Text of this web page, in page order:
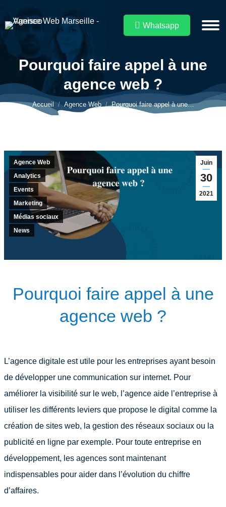
Whatsapp
Pourquoi faire appel à une
agence web ?
Vous êtes ici :
Accueil Agence Web Pourquoi faire appel à une…
Juin
30
2021
Agence Web
Analytics
Events
Marketing
Médias sociaux
News
Pourquoi faire appel à une
agence web ?
L’agence digitale est utile pour les entreprises ayant besoin
de développer une communication sur internet. Pour
améliorer la visibilité sur le web, l’agence aide l’entreprise à
utiliser les différents leviers que propose le digital comme la
création de sites web, la gestion des réseaux sociaux ou la
publicité en ligne par exemple. Pour toute entreprise en
développement, les agences sont maintenant
indispensables pour aider dans l’évolution du chiffre
d’affaires.